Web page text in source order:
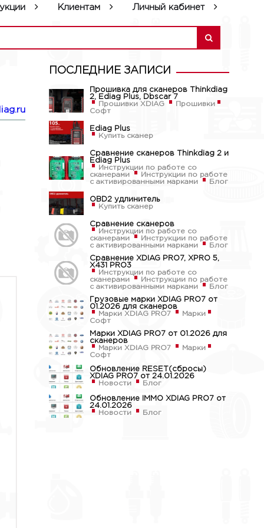
Клиентам Личный кабинет
ПОСЛЕДНИЕ ЗАПИСИ
Прошивка для сканеров Thinkdiag
2, Ediag Plus, Dbscar 7
Прошивки XDIAG
Прошивки
Софт
Ediag Plus
Купить сканер
Сравнение сканеров Thinkdiag 2 и
Ediag Plus
Инструкции по работе со
сканерами
Инструкции по работе
с активированными марками
Блог
OBD2 удлинитель
Купить сканер
Сравнение сканеров
Инструкции по работе со
сканерами
Инструкции по работе
с активированными марками
Блог
Сравнение XDIAG PRO7, XPRO 5,
X431 PRO3
Инструкции по работе со
сканерами
Инструкции по работе
с активированными марками
Блог
Грузовые марки XDIAG PRO7 от
01.2026 для сканеров
Марки XDIAG PRO7
Марки
Софт
Марки XDIAG PRO7 от 01.2026 для
сканеров
Марки XDIAG PRO7
Марки
Софт
Обновление RESET(сбросы)
XDIAG PRO7 от 24.01.2026
Новости
Блог
Обновление IMMO XDIAG PRO7 от
24.01.2026
Новости
Блог